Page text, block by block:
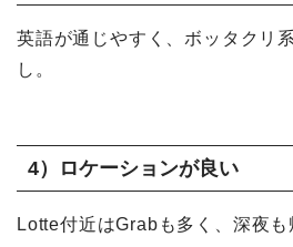
英語が通じやすく、ボッタクリ
し。
4）ロケーションが良い
Lotte付近はGrabも多く、深夜も